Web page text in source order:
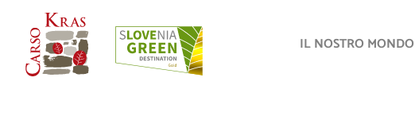
IL NOSTRO MONDO